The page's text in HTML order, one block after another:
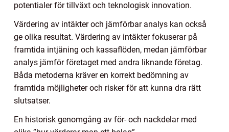
potentialer för tillväxt och teknologisk innovation.
Värdering av intäkter och jämförbar analys kan också
ge olika resultat. Värdering av intäkter fokuserar på
framtida intjäning och kassaflöden, medan jämförbar
analys jämför företaget med andra liknande företag.
Båda metoderna kräver en korrekt bedömning av
framtida möjligheter och risker för att kunna dra rätt
slutsatser.
En historisk genomgång av för- och nackdelar med